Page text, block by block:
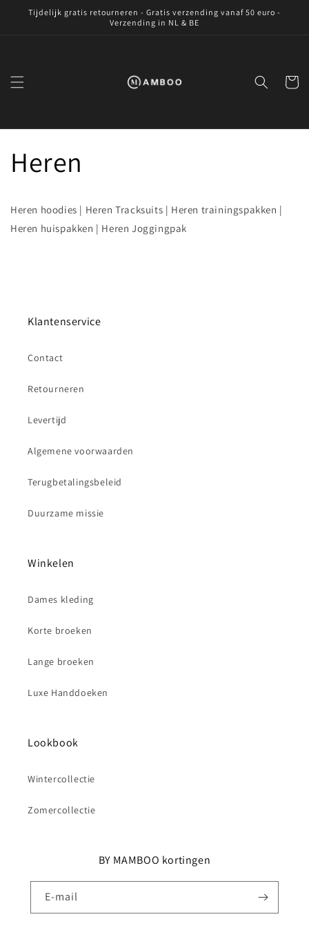
naar de
Tijdelijk gratis retourneren - Gratis verzending vanaf 50 euro -
Verzending in NL & BE
Heren
Heren hoodies | Heren Tracksuits | Heren trainingspakken |
Heren huispakken | Heren Joggingpak
Klantenservice
Contact
Retourneren
Levertijd
Algemene voorwaarden
Terugbetalingsbeleid
Duurzame missie
Winkelen
Dames kleding
Korte broeken
Lange broeken
Luxe Handdoeken
Lookbook
Wintercollectie
Zomercollectie
BY MAMBOO kortingen
E‑mail